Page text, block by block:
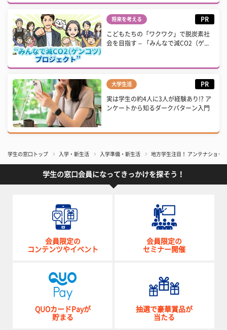
将来を考える PR
こどもたちの「ワクワク」で脱炭素社
会を目指す – 「みんなで減CO2（ゲ...
大学生活 PR
実は学生の約4人に3人が経験あり!? ア
ンケートから知るダークパターン入門
学生の窓口トップ 入学・新生活 入学準備・新生活 地方学生注目！ アンテナショッ
学生の窓口会員になってきっかけを探そう！
会員限定の
コンテンツやイベント
会員限定の
セミナー開催
QUOカードPayが
貯まる
抽選で豪華賞品が
当たる